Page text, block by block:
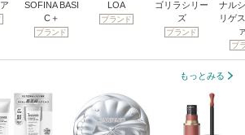
SOFINA BASI
C＋
ブランド
LOA
ブランド
ゴリラシリー
ズ
ブランド
ナル
リゲ
ブ
もっとみる